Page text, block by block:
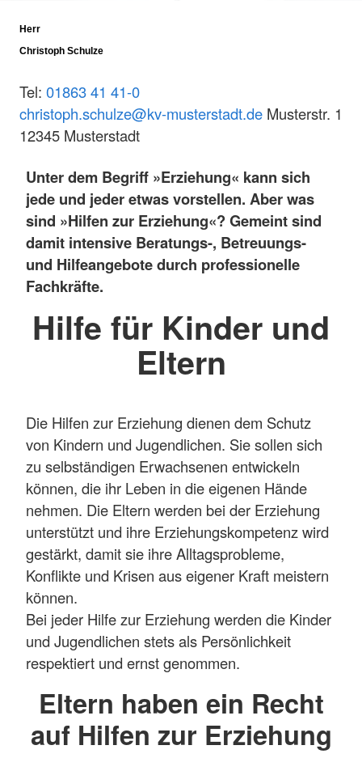
Herr
Christoph Schulze
Tel: 01863 41 41-0
christoph.schulze@kv-musterstadt.de Musterstr. 1
12345 Musterstadt
Unter dem Begriff »Erziehung« kann sich
jede und jeder etwas vorstellen. Aber was
sind »Hilfen zur Erziehung«? Gemeint sind
damit intensive Beratungs-, Betreuungs-
und Hilfeangebote durch professionelle
Fachkräfte.
Hilfe für Kinder und
Eltern
Die Hilfen zur Erziehung dienen dem Schutz
von Kindern und Jugendlichen. Sie sollen sich
zu selbständigen Erwachsenen entwickeln
können, die ihr Leben in die eigenen Hände
nehmen. Die Eltern werden bei der Erziehung
unterstützt und ihre Erziehungskompetenz wird
gestärkt, damit sie ihre Alltagsprobleme,
Konflikte und Krisen aus eigener Kraft meistern
können.
Bei jeder Hilfe zur Erziehung werden die Kinder
und Jugendlichen stets als Persönlichkeit
respektiert und ernst genommen.
Eltern haben ein Recht
auf Hilfen zur Erziehung